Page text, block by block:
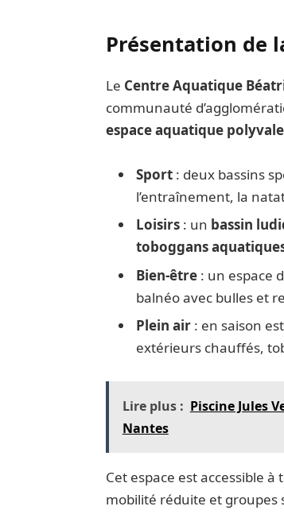
Présentation de
Le Centre Aquatique
communauté
espace aquatique
Sport: deux bassins
l’entraînement, la
Loisirs: un bassin
toboggans
Bien-être: un espace
balnéo avec bulles et
Plein air: en saison
extérieurs chauffés,
Lire plus : Piscine Jules
Nantes
Cet espace est accessible
mobilité réduite et groupes